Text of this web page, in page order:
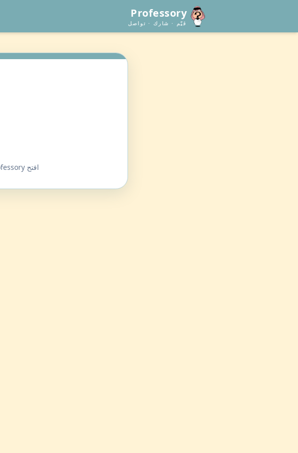
Professory
قيّم · شارك · تواصل
افتح Professory لقراءة كل التقييمات ومشاركة تجربتك